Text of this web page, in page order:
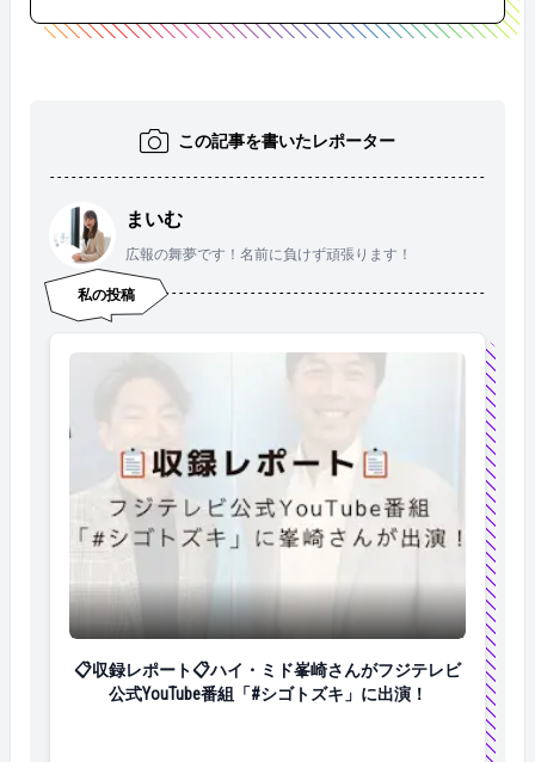
この記事を書いたレポーター
まいむ
広報の舞夢です！名前に負けず頑張ります！
私の投稿
📋収録レポート📋ハイ・ミド峯崎さんがフジテレビ
📋収録レポート📋ハイ・ミド峯崎さんがフジテレビ
公式YouTube番組「#シゴトズキ」に出演！